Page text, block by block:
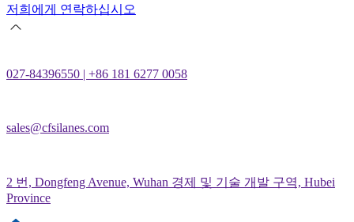
저희에게 연락하십시오
027-84396550 | +86 181 6277 0058
sales@cfsilanes.com
2 번, Dongfeng Avenue, Wuhan 경제 및 기술 개발 구역, Hubei
Province